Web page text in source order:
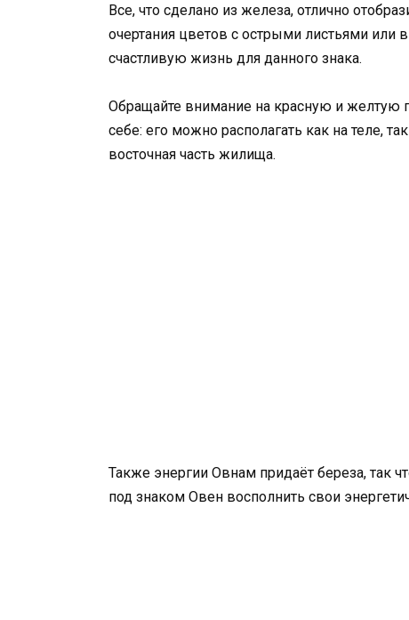
Все, что сделано из железа, отлично
очертания цветов с острыми листьями или
счастливую жизнь для данного знака.
Обращайте внимание на красную и желтую
себе: его можно располагать как на теле,
восточная часть жилища.
Также энергии Овнам придаёт береза, так
под знаком Овен восполнить свои